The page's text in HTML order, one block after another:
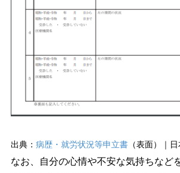
出典： 病歴・就労状況等申立書（表面）｜
なお、自分の心情や不安な気持ちなど